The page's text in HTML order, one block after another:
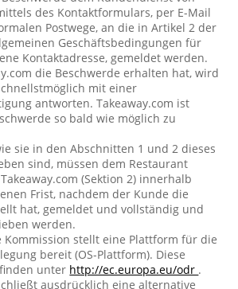
des Kontaktformulars, per E-Mail
Postwege, an die in Artikel 2 der
Geschäftsbedingungen für
Kontaktadresse, gemeldet werden.
die Beschwerde erhalten hat, wird
mit einer
antworten. Takeaway.com ist
so bald wie möglich zu
sie in den Abschnitten 1 und 2 dieses
sind, müssen dem Restaurant
(Sektion 2) innerhalb
Frist, nachdem der Kunde die
hat, gemeldet und vollständig und
werden.
Kommission stellt eine Plattform für die
bereit (OS-Plattform). Diese
unter http://ec.europa.eu/odr .
ausdrücklich eine alternative